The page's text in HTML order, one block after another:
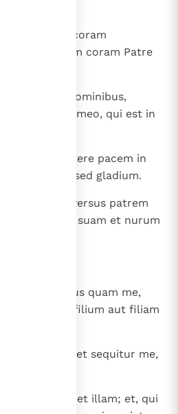
me coram
et ego eum coram Patre
me coram hominibus,
coram Patre meo, qui est in
venerim mittere pacem in
mittere sed gladium.
hominem adversus patrem
matrem suam et nurum
matrem plus quam me,
et, qui amat filium aut filiam
suam et sequitur me,
suam, perdet illam; et, qui